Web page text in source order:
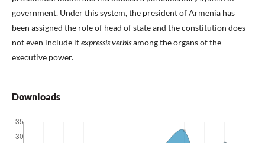
government. Under this system, the president of Armenia has
been assigned the role of head of state and the constitution does
not even include itexpressis verbisamong the organs of the
executive power.
Downloads